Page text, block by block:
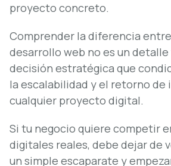
proyecto concreto.
Comprender la diferencia
desarrollo web no es un
decisión estratégica que
la escalabilidad y el retorno de
cualquier proyecto digital.
Si tu negocio quiere competir
digitales reales, debe dejar de
un simple escaparate y